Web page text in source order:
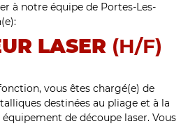
à notre équipe de Portes-Les-
LASER (H/F)
vous êtes chargé(e) de
destinées au pliage et à la
équipement de découpe laser. Vous